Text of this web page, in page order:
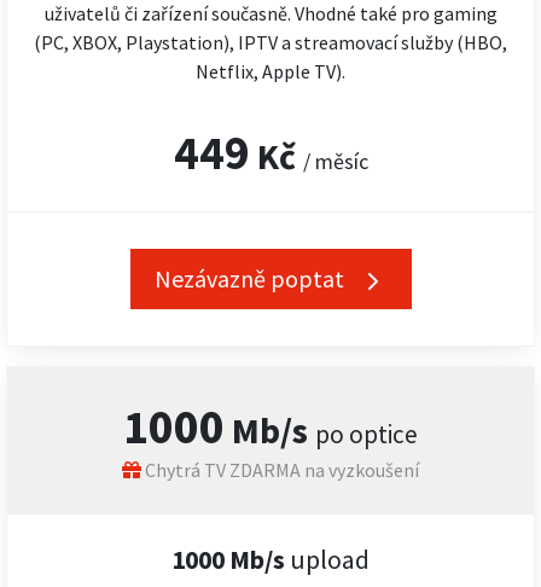
uživatelů či zařízení současně. Vhodné také pro gaming
(PC, XBOX, Playstation), IPTV a streamovací služby (HBO,
Netflix, Apple TV).
449 Kč / měsíc
Nezávazně poptat
1000 Mb/s po optice
Chytrá TV ZDARMA na vyzkoušení
1000 Mb/s upload